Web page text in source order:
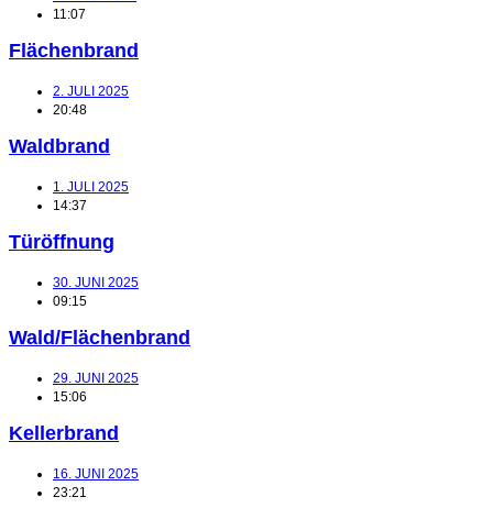
11:07
Flächenbrand
2. JULI 2025
20:48
Waldbrand
1. JULI 2025
14:37
Türöffnung
30. JUNI 2025
09:15
Wald/Flächenbrand
29. JUNI 2025
15:06
Kellerbrand
16. JUNI 2025
23:21